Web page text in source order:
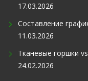
17.03.2026
Составление
11.03.2026
Тканевые горшки
24.02.2026